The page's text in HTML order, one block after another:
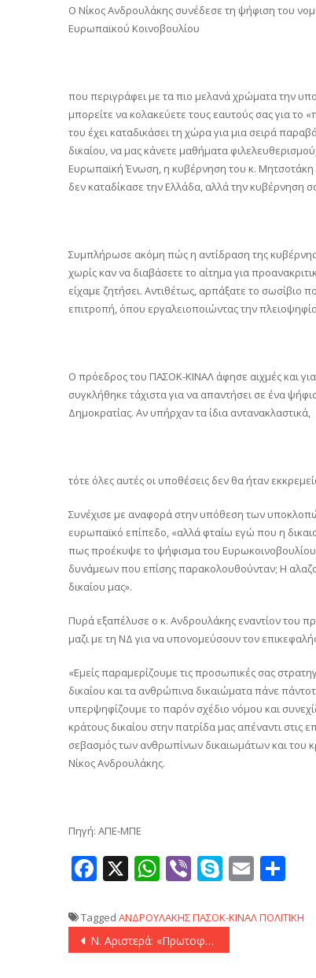
Ο Νίκος Ανδρουλάκης συνέδεσε τη ψήφιση του
Ευρωπαϊκού Κοινοβουλίου
που περιγράφει με τα πιο μελανά χρώματα την
μπορείτε να κολακεύετε τους εαυτούς σας για
του έχει καταδικάσει τη χώρα για μια σειρά
δικαίου, να μας κάνετε μαθήματα
Ευρωπαϊκή Ένωση, η κυβέρνηση του κ. Μητσοτάκη
δεν καταδίκασε την Ελλάδα, αλλά την κυβέρνηση
Συμπλήρωσε ακόμη πώς η αντίδραση της
χωρίς καν να διαβάσετε το αίτημα για
είχαμε ζητήσει. Αντιθέτως, αρπάξατε το σωσίβιο
επιτροπή, όπου εργαλειοποιώντας την
Ο πρόεδρος του ΠΑΣΟΚ-ΚΙΝΑΛ άφησε αιχμές και
συγκλήθηκε τάχιστα για να απαντήσει σε ένα
Δημοκρατίας. Αν υπήρχαν τα ίδια αντανακλαστικά,
τότε όλες αυτές οι υποθέσεις δεν θα ήταν
Συνέχισε με αναφορά στην υπόθεση των
ευρωπαϊκό επίπεδο, «αλλά φταίω εγώ που η
πως προέκυψε το ψήφισμα του
δυνάμεων που επίσης παρακολουθούνταν; Η
δικαίου μας».
Πυρά εξαπέλυσε ο κ. Ανδρουλάκης εναντίον του
μαζι με τη ΝΔ για να υπονομεύσουν τον
«Εμείς παραμερίζουμε τις προσωπικές σας
δικαίου και τα ανθρώπινα δικαιώματα πάνε
υπερψηφίζουμε το παρόν σχέδιο νόμου και
κράτους δικαίου στην πατρίδα μας απέναντι
σεβασμός των ανθρωπίνων δικαιωμάτων και του
Νίκος Ανδρουλάκης.
Πηγή: ΑΠΕ-ΜΠΕ
Facebook
X WhatsApp
ViberSkype
Email
Tagged ΑΝΔΡΟΥΛΑΚΗΣΠΑΣΟΚ-ΚΙΝΑΛΠΟΛΙΤΙΚΗ
Πλοήγηση
Ν. Αριστερά: «Πρωτοφανές ο Άρειος Πάγος να εμπλέκεται στην πολιτική αντιπαράθεση καθώς προστρέχει προς υπεράσπιση της κυβέρνησης».